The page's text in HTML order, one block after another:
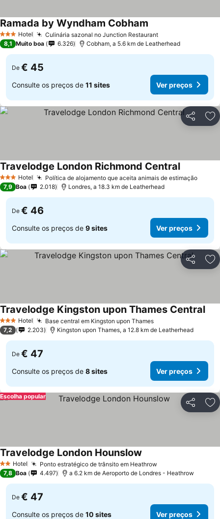
3 EstrelasHotel Culinária sazonal no Junction Restaurant
Ramada by Wyndham Cobham
8,1 Muito boa 6.326 Cobham, a 5.6 km de Leatherhead
De € 45
Consulte os preços de 11 sites Ver preços
Partilhar
3 EstrelasHotel Política de alojamento que aceita animais de estimação
Travelodge London Richmond Central
7,9 Boa 2.018 Londres, a 18.3 km de Leatherhead
De € 46
Consulte os preços de 9 sites Ver preços
Partilhar
3 EstrelasHotel Base central em Kingston upon Thames
Travelodge Kingston upon Thames Central
7,2 2.203 Kingston upon Thames, a 12.8 km de Leatherhead
De € 47
Consulte os preços de 8 sites Ver preços
Partilhar
Escolha popular
2 Estrelas
Hotel Ponto estratégico de trânsito em Heathrow
Travelodge London Hounslow
7,8 Boa 4.497 a 6.2 km de Aeroporto de Londres - Heathrow
De € 47
Consulte os preços de 10 sites Ver preços